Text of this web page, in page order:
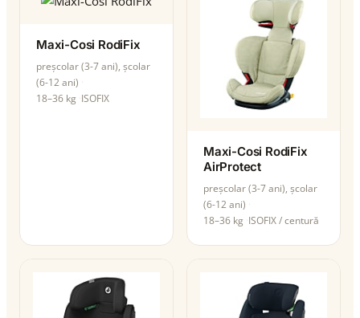
Maxi-Cosi RodiFix
preșcolar (3-7 ani), școlar
(6-12 ani)
18–36 kg ISOFIX
Maxi-Cosi RodiFix
AirProtect
preșcolar (3-7 ani), școlar
(6-12 ani)
18–36 kg ISOFIX / centură